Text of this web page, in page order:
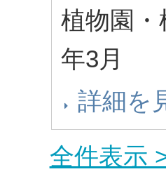
植物園
年3月
詳細を
全件表示